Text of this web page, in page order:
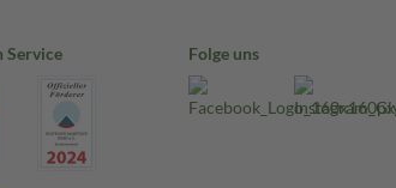
Service Folge uns